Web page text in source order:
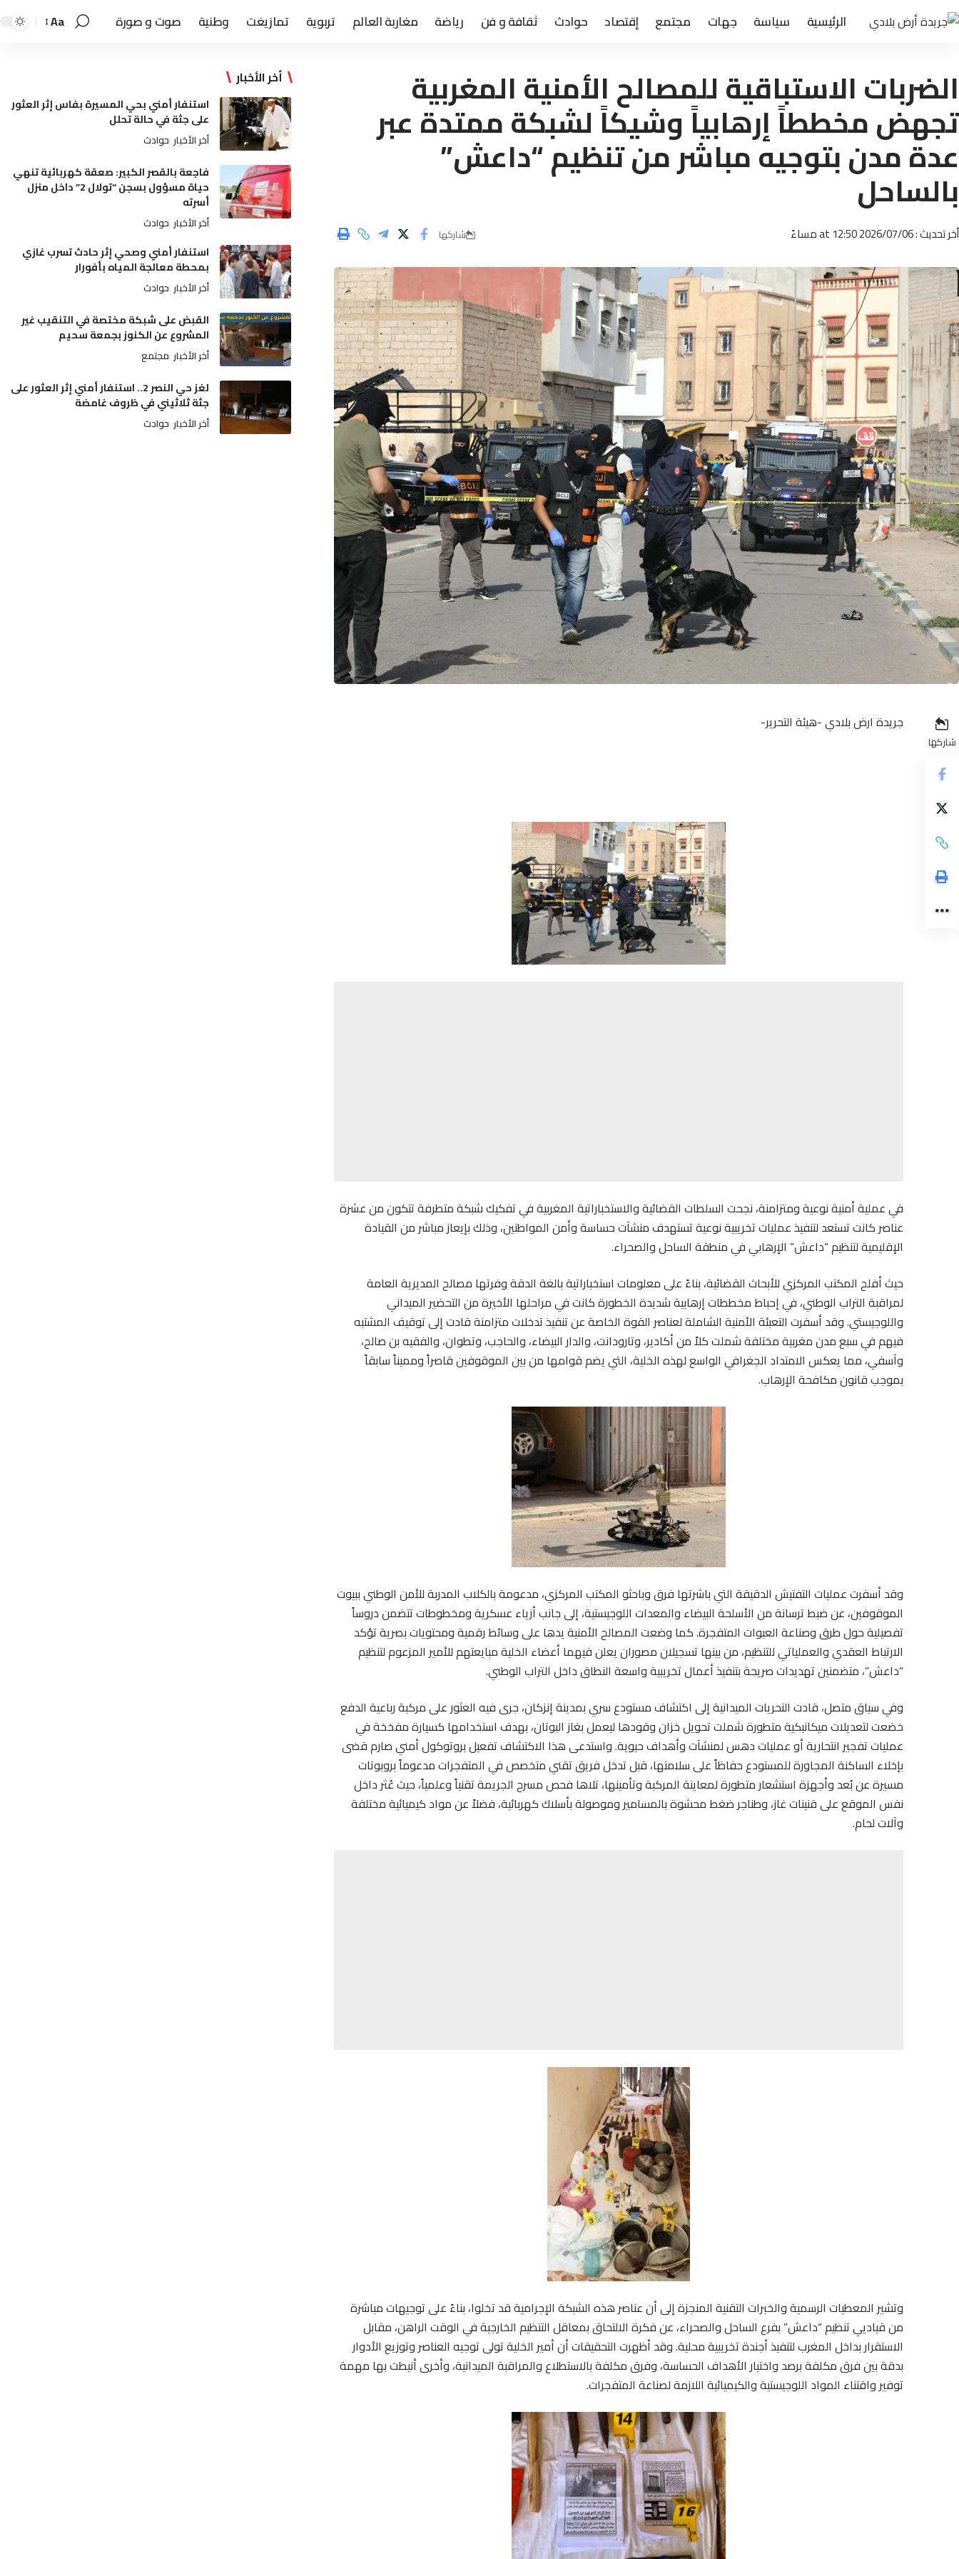
الرئيسية سياسة جهات مجتمع إقتصاد حوادث ثقافة و فن رياضة مغاربة العالم تربوية تمازيغت وطنية صوت و صورة Aa
الضربات الاستباقية للمصالح الأمنية المغربية
تجهض مخططاً إرهابياً وشيكاً لشبكة ممتدة عبر
عدة مدن بتوجيه مباشر من تنظيم “داعش”
بالساحل
أخر تحديث : 2026/07/06 at 12:50 مساءً شاركها
شاركها
جريدة ارض بلادي -هيئة التحرير-
في عملية أمنية نوعية ومتزامنة، نجحت السلطات القضائية والاستخباراتية المغربية في تفكيك شبكة متطرفة تتكون من عشرة
عناصر كانت تستعد لتنفيذ عمليات تخريبية نوعية تستهدف منشآت حساسة وأمن المواطنين، وذلك بإيعاز مباشر من القيادة
الإقليمية لتنظيم “داعش” الإرهابي في منطقة الساحل والصحراء.
حيث أفلح المكتب المركزي للأبحاث القضائية، بناءً على معلومات استخباراتية بالغة الدقة وفرتها مصالح المديرية العامة
لمراقبة التراب الوطني، في إحباط مخططات إرهابية شديدة الخطورة كانت في مراحلها الأخيرة من التحضير الميداني
واللوجيستي. وقد أسفرت التعبئة الأمنية الشاملة لعناصر القوة الخاصة عن تنفيذ تدخلات متزامنة قادت إلى توقيف المشتبه
فيهم في سبع مدن مغربية مختلفة شملت كلاً من أكادير، وتارودانت، والدار البيضاء، والحاجب، وتطوان، والفقيه بن صالح،
وآسفي، مما يعكس الامتداد الجغرافي الواسع لهذه الخلية، التي يضم قوامها من بين الموقوفين قاصراً ومميناً سابقاً
بموجب قانون مكافحة الإرهاب.
وقد أسفرت عمليات التفتيش الدقيقة التي باشرتها فرق وباحثو المكتب المركزي، مدعومة بالكلاب المدربة للأمن الوطني ببيوت
الموقوفين، عن ضبط ترسانة من الأسلحة البيضاء والمعدات اللوجيستية، إلى جانب أزياء عسكرية ومخطوطات تتضمن دروساً
تفصيلية حول طرق وصناعة العبوات المتفجرة. كما وضعت المصالح الأمنية يدها على وسائط رقمية ومحتويات بصرية تؤكد
الارتباط العقدي والعملياتي للتنظيم، من بينها تسجيلان مصوران يعلن فيهما أعضاء الخلية مبايعتهم للأمير المزعوم لتنظيم
“داعش”، متضمنين تهديدات صريحة بتنفيذ أعمال تخريبية واسعة النطاق داخل التراب الوطني.
وفي سياق متصل، قادت التحريات الميدانية إلى اكتشاف مستودع سري بمدينة إنزكان، جرى فيه العثور على مركبة رباعية الدفع
خضعت لتعديلات ميكانيكية متطورة شملت تحويل خزان وقودها ليعمل بغاز البوتان، بهدف استخدامها كسيارة مفخخة في
عمليات تفجير انتحارية أو عمليات دهس لمنشآت وأهداف حيوية. واستدعى هذا الاكتشاف تفعيل بروتوكول أمني صارم قضى
بإخلاء الساكنة المجاورة للمستودع حفاظاً على سلامتها، قبل تدخل فريق تقني متخصص في المتفجرات مدعوماً بروبوتات
مسيرة عن بُعد وأجهزة استشعار متطورة لمعاينة المركبة وتأمينها، تلاها فحص مسرح الجريمة تقنياً وعلمياً، حيث عُثر داخل
نفس الموقع على قنينات غاز، وطناجر ضغط محشوة بالمسامير وموصولة بأسلاك كهربائية، فضلاً عن مواد كيميائية مختلفة
وآلات لحام.
وتشير المعطيات الرسمية والخبرات التقنية المنجزة إلى أن عناصر هذه الشبكة الإجرامية قد تخلوا، بناءً على توجيهات مباشرة
من قياديي تنظيم “داعش” بفرع الساحل والصحراء، عن فكرة الالتحاق بمعاقل التنظيم الخارجية في الوقت الراهن، مقابل
الاستقرار بداخل المغرب لتنفيذ أجندة تخريبية محلية. وقد أظهرت التحقيقات أن أمير الخلية تولى توجيه العناصر وتوزيع الأدوار
بدقة بين فرق مكلفة برصد واختيار الأهداف الحساسة، وفرق مكلفة بالاستطلاع والمراقبة الميدانية، وأخرى أنيطت بها مهمة
توفير واقتناء المواد اللوجيستية والكيميائية اللازمة لصناعة المتفجرات.
أخر الأخبار
استنفار أمني بحي المسيرة بفاس إثر العثور
على جثة في حالة تحلل
أخر الأخبار حوادث
فاجعة بالقصر الكبير: صعقة كهربائية تنهي
حياة مسؤول بسجن “تولال 2” داخل منزل
أسرته
أخر الأخبار حوادث
استنفار أمني وصحي إثر حادث تسرب غازي
بمحطة معالجة المياه بأفورار
أخر الأخبار حوادث
القبض على شبكة مختصة في التنقيب غير
المشروع عن الكنوز بجمعة سحيم
أخر الأخبار مجتمع
لغز حي النصر 2.. استنفار أمني إثر العثور على
جثة ثلاثيني في ظروف غامضة
أخر الأخبار حوادث